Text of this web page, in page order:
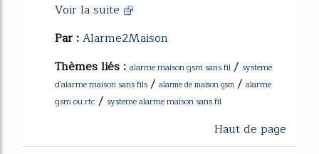
Voir la suite
Par :Alarme2Maison
Thèmes liés : alarme maison gsm sans fil / systeme
d'alarme maison sans fils / alarme de maison gsm / alarme
gsm ou rtc / systeme alarme maison sans fil
Haut de page